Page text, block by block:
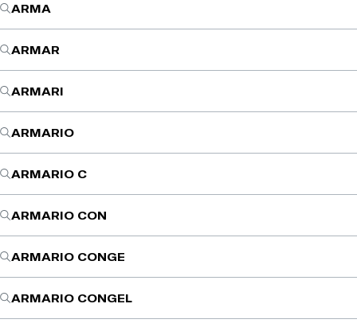
ARMA
ARMAR
ARMARI
ARMARIO
ARMARIO C
ARMARIO CON
ARMARIO CONGE
ARMARIO CONGEL